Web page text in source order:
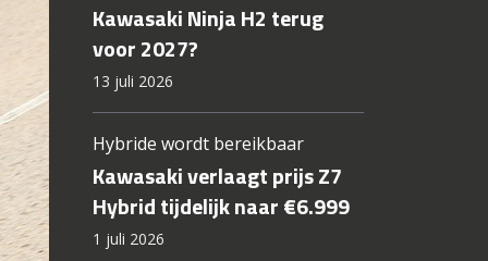
Kawasaki Ninja H2 terug
voor 2027?
13 juli 2026
Hybride wordt bereikbaar
Kawasaki verlaagt prijs Z7
Hybrid tijdelijk naar €6.999
1 juli 2026